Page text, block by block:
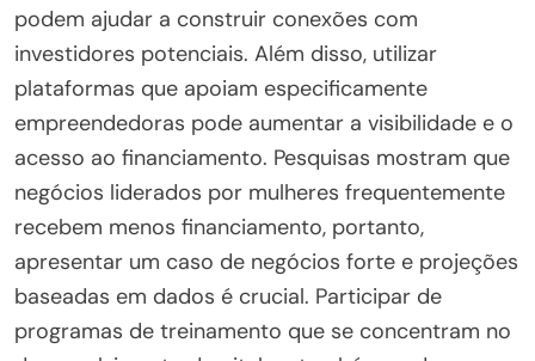
podem ajudar a construir conexões com
investidores potenciais. Além disso, utilizar
plataformas que apoiam especificamente
empreendedoras pode aumentar a visibilidade e o
acesso ao financiamento. Pesquisas mostram que
negócios liderados por mulheres frequentemente
recebem menos financiamento, portanto,
apresentar um caso de negócios forte e projeções
baseadas em dados é crucial. Participar de
programas de treinamento que se concentram no